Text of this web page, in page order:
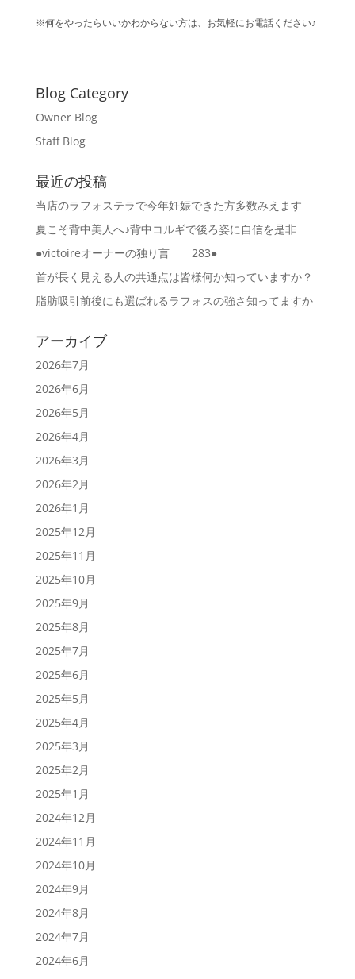
※何をやったらいいかわからない方は、お気軽にお電話ください♪
Blog Category
Owner Blog
Staff Blog
最近の投稿
当店のラフォステラで今年妊娠できた方多数みえます
夏こそ背中美人へ♪背中コルギで後ろ姿に自信を是非
●victoireオーナーの独り言 283●
首が長く見える人の共通点は皆様何か知っていますか？
脂肪吸引前後にも選ばれるラフォスの強さ知ってますか
アーカイブ
2026年7月
2026年6月
2026年5月
2026年4月
2026年3月
2026年2月
2026年1月
2025年12月
2025年11月
2025年10月
2025年9月
2025年8月
2025年7月
2025年6月
2025年5月
2025年4月
2025年3月
2025年2月
2025年1月
2024年12月
2024年11月
2024年10月
2024年9月
2024年8月
2024年7月
2024年6月